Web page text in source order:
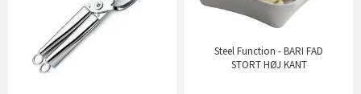
Steel Function - BARI FAD
STORT HØJ KANT